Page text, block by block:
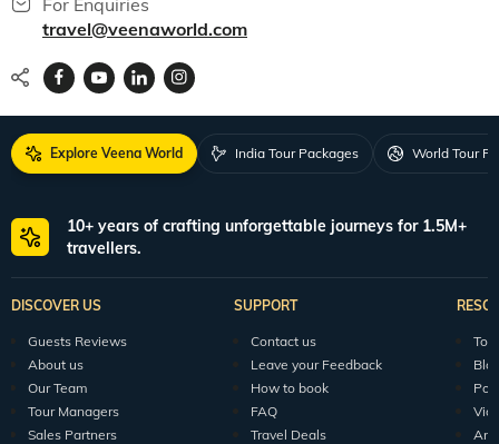
travel@veenaworld.com
Explore Veena World India Tour Packages World Tour
10+ years of crafting unforgettable journeys for 1.5M+
travellers.
DISCOVER US
Guests Reviews
About us
Our Team
Tour Managers
Sales Partners
SUPPORT
Contact us
Leave your Feedback
How to book
FAQ
Travel Deals